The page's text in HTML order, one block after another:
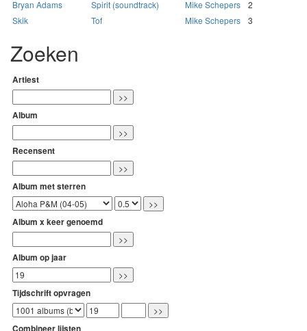
Bryan Adams
Spirit (soundtrack) Mike Schepers
2
Skik
Tof Mike Schepers 3
Zoeken
Artiest
Album
Recensent
Album met sterren
Album x keer genoemd
Album op jaar
Tijdschrift opvragen